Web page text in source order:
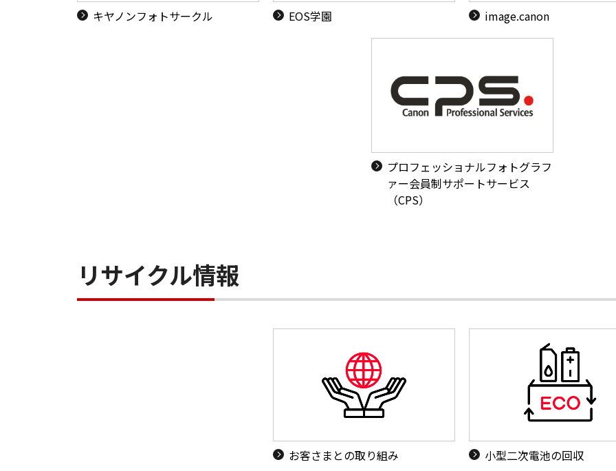
キヤノンフォトサークル EOS学園 image.canon
プロフェッショナルフォトグラフ
ァー会員制サポートサービス
（CPS）
リサイクル情報
お客さまとの取り組み 小型二次電池の回収